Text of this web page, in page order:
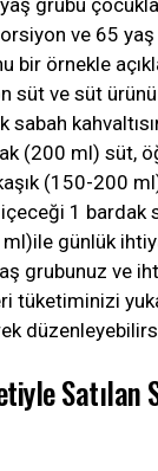
ve 65
bir örnekle
süt ve süt
sabah
(200 ml) süt,
(150-200
1 bardak
günlük
grubunuz ve
tüketiminizi
Satılan